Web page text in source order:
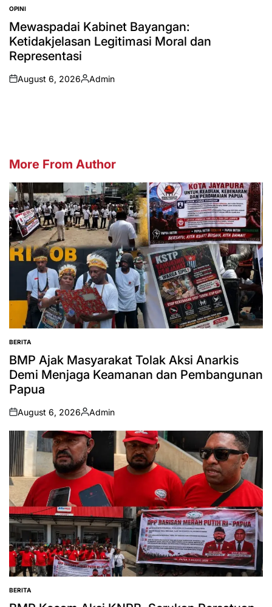
POSTED
IN
OPINI
Mewaspadai Kabinet Bayangan:
Ketidakjelasan Legitimasi Moral dan
Representasi
on
August 6, 2026
Posted
Admin
More From Author
POSTED
IN
BERITA
BMP Ajak Masyarakat Tolak Aksi Anarkis
Demi Menjaga Keamanan dan Pembangunan
Papua
on
August 6, 2026
Posted
by
Admin
POSTED
IN
BERITA